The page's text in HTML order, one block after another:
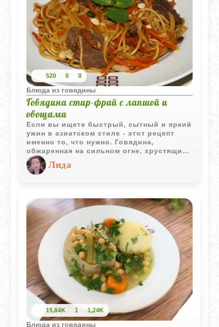
520 0 0
Блюда из говядины
Говядина стир‑фрай с лапшой и
овощами
Если вы ищете быстрый, сытный и яркий
ужин в азиатском стиле - этот рецепт
именно то, что нужно. Говядина,
обжаренная на сильном огне, хрустящие
овощи и лапша в пикантно‑сладком соусе
создают гармонию вкусов, которая
напоминает китайский чоу мейн или
Лида
15,84K 1 1,24K
Блюда из говядины